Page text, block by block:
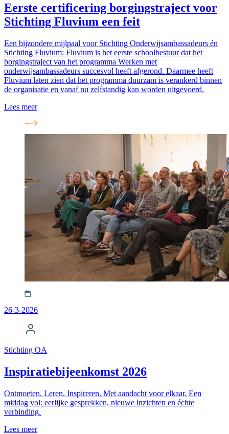
Eerste certificering borgingstraject voor
Stichting Fluvium een feit
Een bijzondere mijlpaal voor Stichting Onderwijsambassadeurs én
Stichting Fluvium: Fluvium is het eerste schoolbestuur dat het
borgingstraject van het programma Werken met
onderwijsambassadeurs succesvol heeft afgerond. Daarmee heeft
Fluvium laten zien dat het programma duurzam is verankerd binnen
de organisatie en vanaf nu zelfstandig kan worden uitgevoerd.
Lees meer
26-3-2026
Stichting OA
Inspiratiebijeenkomst 2026
Ontmoeten. Leren. Inspireren. Met aandacht voor elkaar. Een
middag vol: eerlijke gesprekken, nieuwe inzichten en échte
verbinding.
Lees meer